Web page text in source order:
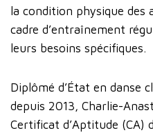
la condition physique
cadre d’entraînement
leurs besoins spécifiques.​​
Diplômé d’État en danse
depuis 2013, Charlie-
Certificat d’Aptitude (CA)